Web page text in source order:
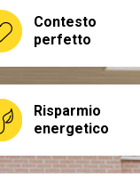
Contesto
perfetto
Risparmio
energetico